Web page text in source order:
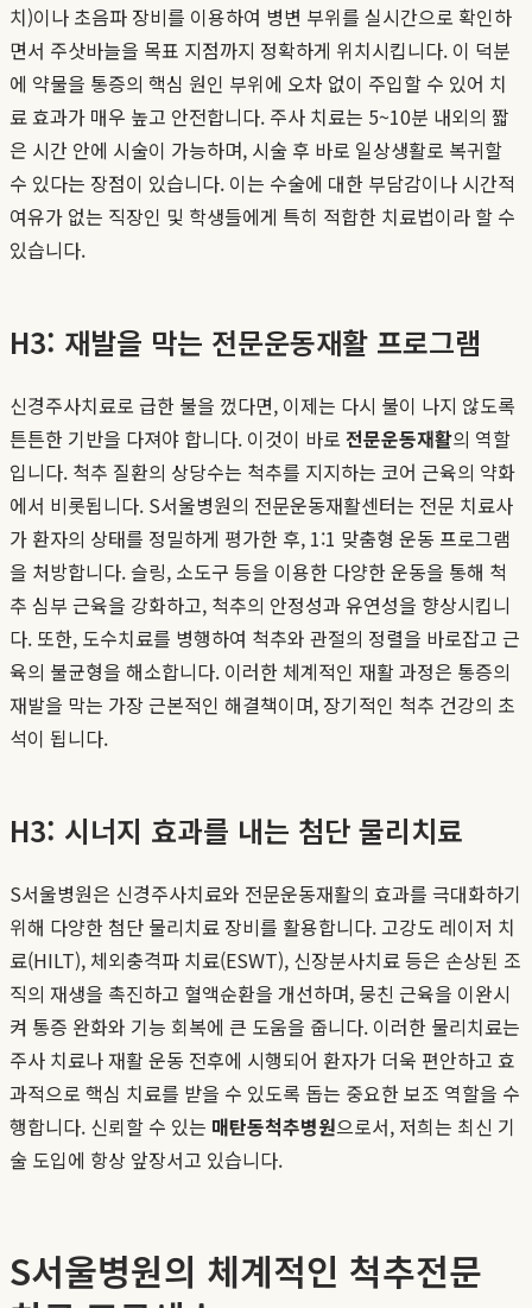
치)이나 초음파 장비를 이용하여 병변 부위를 실시간으로 확인하
면서 주삿바늘을 목표 지점까지 정확하게 위치시킵니다. 이 덕분
에 약물을 통증의 핵심 원인 부위에 오차 없이 주입할 수 있어 치
료 효과가 매우 높고 안전합니다. 주사 치료는 5~10분 내외의 짧
은 시간 안에 시술이 가능하며, 시술 후 바로 일상생활로 복귀할
수 있다는 장점이 있습니다. 이는 수술에 대한 부담감이나 시간적
여유가 없는 직장인 및 학생들에게 특히 적합한 치료법이라 할 수
있습니다.
H3: 재발을 막는 전문운동재활 프로그램
신경주사치료로 급한 불을 껐다면, 이제는 다시 불이 나지 않도록
튼튼한 기반을 다져야 합니다. 이것이 바로 전문운동재활의 역할
입니다. 척추 질환의 상당수는 척추를 지지하는 코어 근육의 약화
에서 비롯됩니다. S서울병원의 전문운동재활센터는 전문 치료사
가 환자의 상태를 정밀하게 평가한 후, 1:1 맞춤형 운동 프로그램
을 처방합니다. 슬링, 소도구 등을 이용한 다양한 운동을 통해 척
추 심부 근육을 강화하고, 척추의 안정성과 유연성을 향상시킵니
다. 또한, 도수치료를 병행하여 척추와 관절의 정렬을 바로잡고 근
육의 불균형을 해소합니다. 이러한 체계적인 재활 과정은 통증의
재발을 막는 가장 근본적인 해결책이며, 장기적인 척추 건강의 초
석이 됩니다.
H3: 시너지 효과를 내는 첨단 물리치료
S서울병원은 신경주사치료와 전문운동재활의 효과를 극대화하기
위해 다양한 첨단 물리치료 장비를 활용합니다. 고강도 레이저 치
료(HILT), 체외충격파 치료(ESWT), 신장분사치료 등은 손상된 조
직의 재생을 촉진하고 혈액순환을 개선하며, 뭉친 근육을 이완시
켜 통증 완화와 기능 회복에 큰 도움을 줍니다. 이러한 물리치료는
주사 치료나 재활 운동 전후에 시행되어 환자가 더욱 편안하고 효
과적으로 핵심 치료를 받을 수 있도록 돕는 중요한 보조 역할을 수
행합니다. 신뢰할 수 있는 매탄동척추병원으로서, 저희는 최신 기
술 도입에 항상 앞장서고 있습니다.
S서울병원의 체계적인 척추전문